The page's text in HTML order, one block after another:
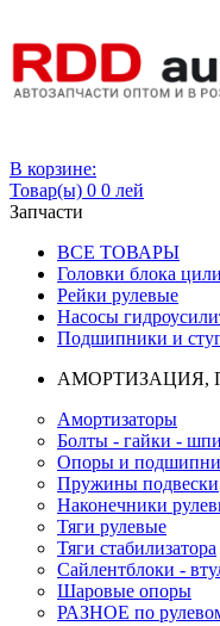
В корзине:
Товар(ы) 0 0 лей
Запчасти
ВСЕ ТОВАРЫ
Головки блока
Рейки рулевые
Насосы
Подшипники и
АМОРТИЗАЦИЯ,
Амортизаторы
Болты - гайки -
Опоры и
Пружины подвески
Наконечники
Тяги рулевые
Тяги стабилизатора
Сайлентблоки -
Шаровые опоры
РАЗНОЕ по